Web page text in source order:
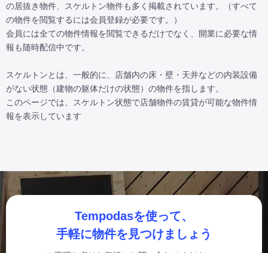
の居抜き物件、スケルトン物件も多く掲載されています。（すべて
の物件を閲覧するには会員登録が必要です。）
会員には全ての物件情報を閲覧できるだけでなく、開業に必要な情
報も随時配信中です。
スケルトンとは、一般的に、店舗内の床・壁・天井などの内装設備
がない状態（建物の躯体だけの状態）の物件を指します。
このページでは、スケルトン状態で店舗物件の賃貸が可能な物件情
報を表示しています
Tempodasを使って、
手軽に物件を見つけましょう